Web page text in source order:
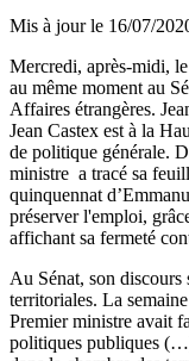
Mis à jour le 16/07/
Mercredi, après-midi,
au même moment au
Affaires étrangères.
Jean Castex est à la
de politique générale.
ministre a tracé sa
quinquennat
préserver l'emploi,
affichant sa fermeté
Au Sénat, son discours
territoriales. La
Premier ministre avait
politiques publiques